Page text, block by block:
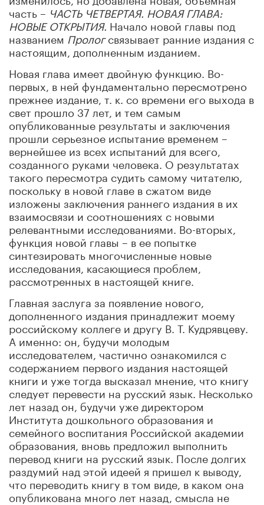
часть – ЧАСТЬ ЧЕТВЕРТАЯ. НОВАЯ ГЛАВА:
НОВЫЕ ОТКРЫТИЯ. Начало новой главы под
названием Прологсвязывает ранние издания с
настоящим, дополненным изданием.
Новая глава имеет двойную функцию. Во-
первых, в ней фундаментально пересмотрено
прежнее издание, т. к. со времени его выхода в
свет прошло 37 лет, и тем самым
опубликованные результаты и заключения
прошли серьезное испытание временем –
вернейшее из всех испытаний для всего,
созданного руками человека. О результатах
такого пересмотра судить самому читателю,
поскольку в новой главе в сжатом виде
изложены заключения раннего издания в их
взаимосвязи и соотношениях с новыми
релевантными исследованиями. Во-вторых,
функция новой главы – в ее попытке
синтезировать многочисленные новые
исследования, касающиеся проблем,
рассмотренных в настоящей книге.
Главная заслуга за появление нового,
дополненного издания принадлежит моему
российскому коллеге и другу В. Т. Кудрявцеву.
А именно: он, будучи молодым
исследователем, частично ознакомился с
содержанием первого издания настоящей
книги и уже тогда высказал мнение, что книгу
следует перевести на русский язык. Несколько
лет назад он, будучи уже директором
Института дошкольного образования и
семейного воспитания Российской академии
образования, вновь предложил выполнить
перевод книги на русский язык. После долгих
раздумий над этой идеей я пришел к выводу,
что переводить книгу в том виде, в каком она
опубликована много лет назад, смысла не